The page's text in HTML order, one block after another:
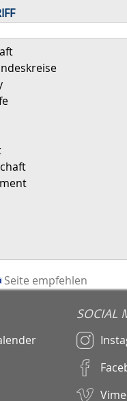
Seite empfehlen
SOCIAL